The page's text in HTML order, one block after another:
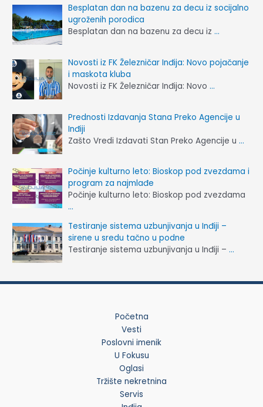
Besplatan dan na bazenu za decu iz socijalno
ugroženih porodica
Besplatan dan na bazenu za decu iz…
Novosti iz FK Železničar Inđija: Novo pojačanje
i maskota kluba
Novosti iz FK Železničar Inđija: Novo…
Prednosti Izdavanja Stana Preko Agencije u
Inđiji
Zašto Vredi Izdavati Stan Preko Agencije u…
Počinje kulturno leto: Bioskop pod zvezdama i
program za najmlađe
Počinje kulturno leto: Bioskop pod zvezdama
…
Testiranje sistema uzbunjivanja u Inđiji –
sirene u sredu tačno u podne
Testiranje sistema uzbunjivanja u Inđiji –…
Početna
Vesti
Poslovni imenik
U Fokusu
Oglasi
Tržište nekretnina
Servis